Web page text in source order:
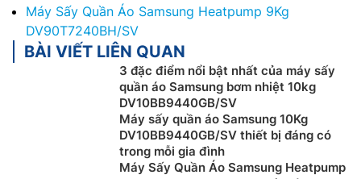
Máy Sấy Quần Áo Samsung Heatpump 9Kg
DV90T7240BH/SV
BÀI VIẾT LIÊN QUAN
3 đặc điểm nổi bật nhất của máy sấy
quần áo Samsung bơm nhiệt 10kg
DV10BB9440GB/SV
Máy sấy quần áo Samsung 10Kg
DV10BB9440GB/SV thiết bị đáng có
trong mỗi gia đình
Máy Sấy Quần Áo Samsung Heatpump